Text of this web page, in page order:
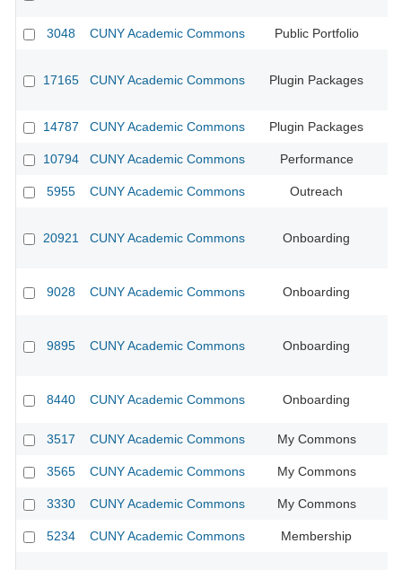
3048 CUNY Academic Commons Public Portfolio
17165 CUNY Academic Commons Plugin Packages
14787 CUNY Academic Commons Plugin Packages
10794 CUNY Academic Commons Performance
5955 CUNY Academic Commons Outreach
20921 CUNY Academic Commons Onboarding
9028 CUNY Academic Commons Onboarding
9895 CUNY Academic Commons Onboarding
8440 CUNY Academic Commons Onboarding
3517 CUNY Academic Commons My Commons
3565 CUNY Academic Commons My Commons
3330 CUNY Academic Commons My Commons
5234 CUNY Academic Commons Membership